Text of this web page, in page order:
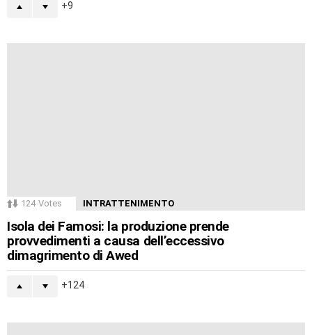
9
124 Votes INTRATTENIMENTO
Isola dei Famosi: la produzione prende
provvedimenti a causa dell’eccessivo
dimagrimento di Awed
124